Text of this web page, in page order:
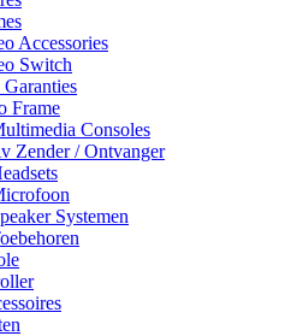
Accessories
Switch
Frame
Consoles
Zender / Ontvanger
Systemen